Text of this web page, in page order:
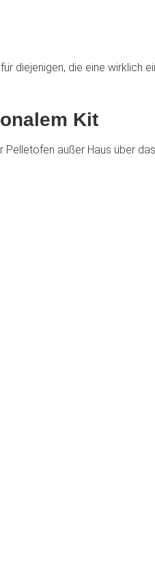
diejenigen, die eine wirklich
Kit
Pelletofen außer Haus über